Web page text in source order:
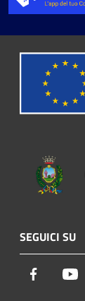
SEGUICI SU
Facebook